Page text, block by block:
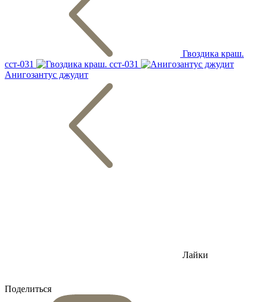
Гвоздика краш.
сст-031
Анигозантус джудит
Лайки
Поделиться